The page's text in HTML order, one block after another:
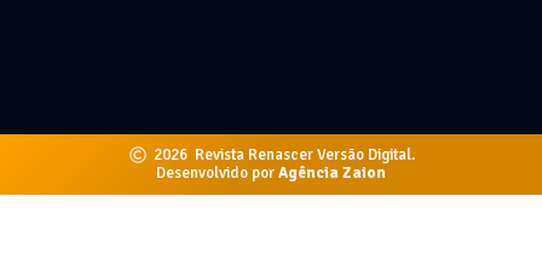
2026 Revista Renascer Versão Digital.
Desenvolvido porAgência Zaion